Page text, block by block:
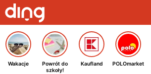
Wakacje
Powrót do
szkoły!
Kaufland POLOmarket